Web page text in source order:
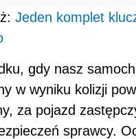
Jeden komplet
gdy nasz
w wyniku kolizji
za pojazd
sprawcy.